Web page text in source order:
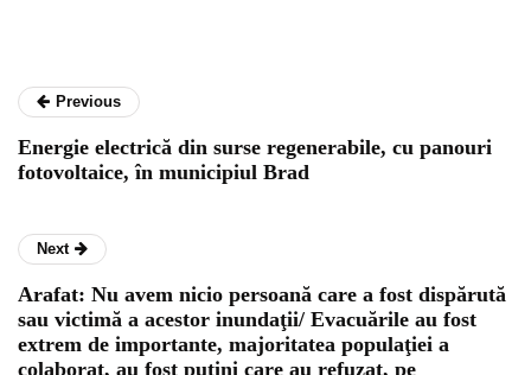
Previous
Energie electrică din surse regenerabile, cu panouri
fotovoltaice, în municipiul Brad
Next
Arafat: Nu avem nicio persoană care a fost dispărută
sau victimă a acestor inundaţii/ Evacuările au fost
extrem de importante, majoritatea populaţiei a
colaborat, au fost puţini care au refuzat, pe